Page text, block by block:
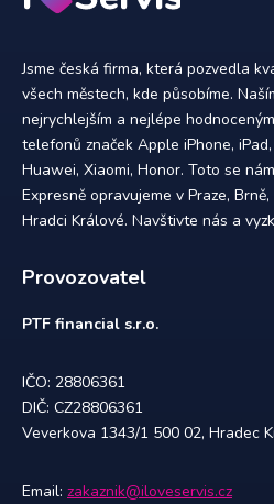
Jsme česká firma, která pozvedla
všech městech, kde působíme.
nejrychlejším a nejlépe
telefonů značek Apple iPhone,
Huawei, Xiaomi, Honor. Toto se
Expresně opravujeme v Praze,
Hradci Králové. Navštivte nás a
Provozovatel
PTF financial s.r.o.
IČO: 28806361
DIČ: CZ28806361
Veverkova 1343/1 500 02, Hradec
Email: zakaznik@iloveservis.cz